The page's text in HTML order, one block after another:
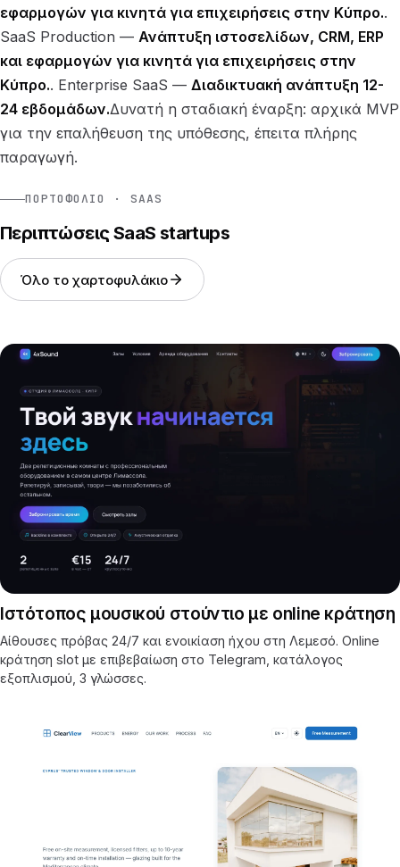
εφαρμογών για κινητά για επιχειρήσεις στην Κύπρο..
SaaS Production — Ανάπτυξη ιστοσελίδων, CRM, ERP
και εφαρμογών για κινητά για επιχειρήσεις στην
Κύπρο.. Enterprise SaaS — Διαδικτυακή ανάπτυξη 12-
24 εβδομάδων.Δυνατή η σταδιακή έναρξη: αρχικά MVP
για την επαλήθευση της υπόθεσης, έπειτα πλήρης
παραγωγή.
ΠΟΡΤΟΦΌΛΙΟ · SAAS
Περιπτώσεις SaaS startups
Όλο το χαρτοφυλάκιο
Ιστότοπος μουσικού στούντιο με online κράτηση
Αίθουσες πρόβας 24/7 και ενοικίαση ήχου στη Λεμεσό. Online
κράτηση slot με επιβεβαίωση στο Telegram, κατάλογος
εξοπλισμού, 3 γλώσσες.